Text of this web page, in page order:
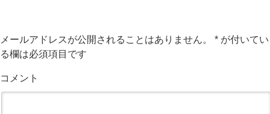
メールアドレスが公開されることはありません。 * が付いてい
る欄は必須項目です
コメント